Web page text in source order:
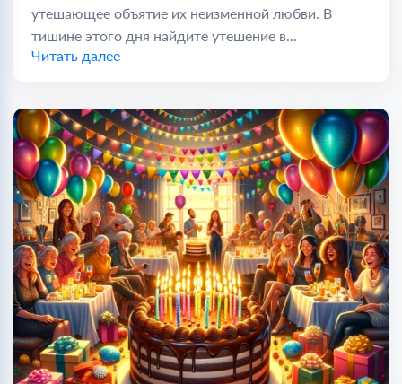
утешающее объятие их неизменной любви. В
тишине этого дня найдите утешение в...
Читать далее